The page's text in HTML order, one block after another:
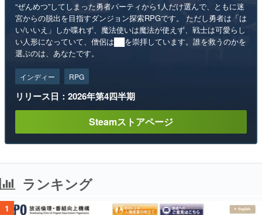
“ぜんめつ”してしまった勇者パーティから1人だけ選んで、ともに迷
宮からの脱出を目指すダンジョン探索RPGです。 ただし勇者は「は
い/いいえ」しか喋れず、魔法使いは魔法が使えず、戦士は可愛らし
い人形になっていて、僧侶は██を崇拝しています。誰を救うのかを
選ぶのは、あなたです。
インディー RPG
リリース日：2026年第4四半期
Steamストアページ
ランキング
1